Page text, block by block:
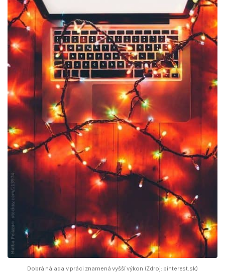
Dobrá nálada v práci znamená vyšší výkon (Zdroj: pinterest.sk)